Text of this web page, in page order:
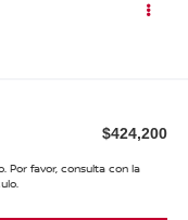
$424,200
Por favor, consulta con la